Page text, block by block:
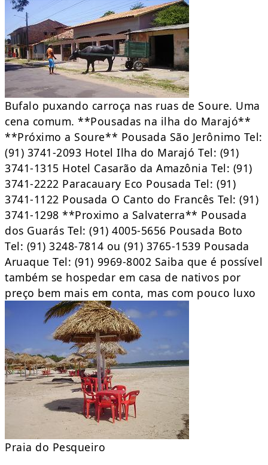
Bufalo puxando carroça nas ruas de Soure. Uma
cena comum. **Pousadas na ilha do Marajó**
**Próximo a Soure** Pousada São Jerônimo Tel:
(91) 3741-2093 Hotel Ilha do Marajó Tel: (91)
3741-1315 Hotel Casarão da Amazônia Tel: (91)
3741-2222 Paracauary Eco Pousada Tel: (91)
3741-1122 Pousada O Canto do Francês Tel: (91)
3741-1298 **Proximo a Salvaterra** Pousada
dos Guarás Tel: (91) 4005-5656 Pousada Boto
Tel: (91) 3248-7814 ou (91) 3765-1539 Pousada
Aruaque Tel: (91) 9969-8002 Saiba que é possível
também se hospedar em casa de nativos por
preço bem mais em conta, mas com pouco luxo
Praia do Pesqueiro